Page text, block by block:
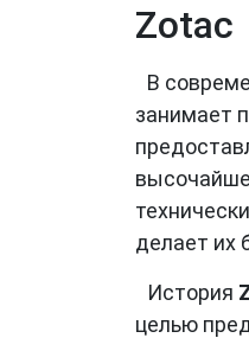
Zotac
В
занимает
делает их
История
целью